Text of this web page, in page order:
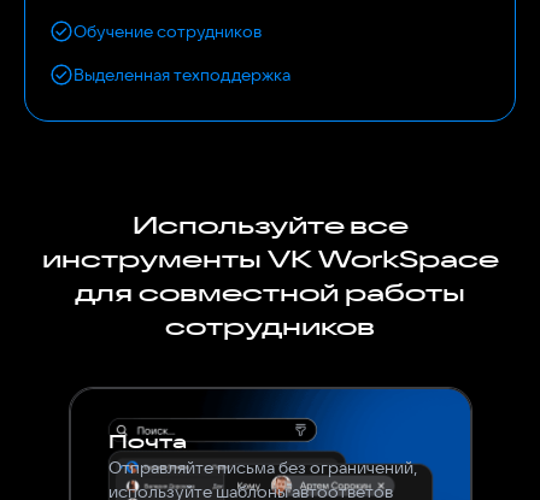
Обучение сотрудников
Выделенная техподдержка
Используйте все
инструменты VK WorkSpace
для совместной работы
сотрудников
Почта
Отправляйте письма без ограничений,
используйте шаблоны автоответов